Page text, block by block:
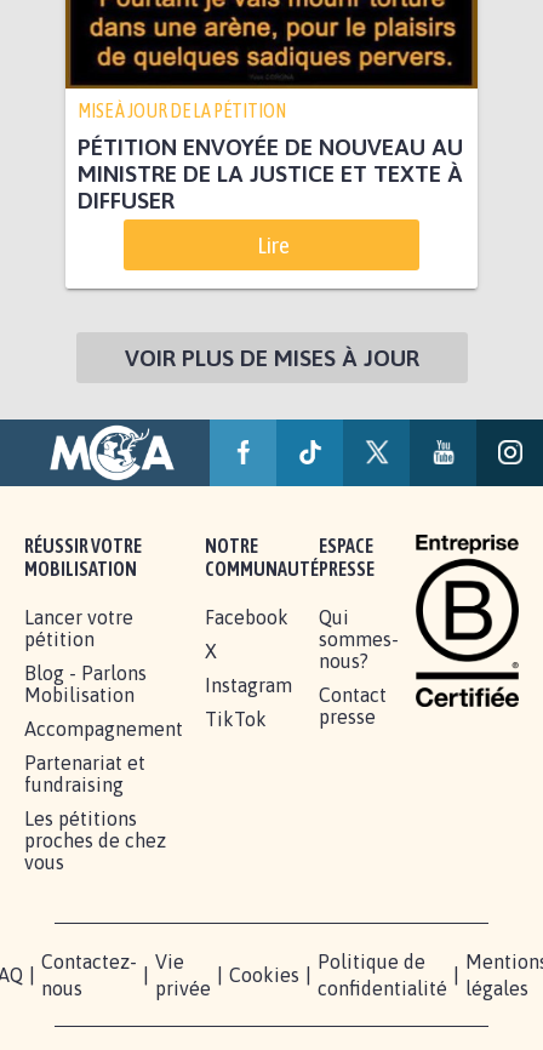
MISE À JOUR DE LA PÉTITION
PÉTITION ENVOYÉE DE NOUVEAU AU
MINISTRE DE LA JUSTICE ET TEXTE À
DIFFUSER
Lire
VOIR PLUS DE MISES À JOUR
RÉUSSIR VOTRE
MOBILISATION
Lancer votre
pétition
Blog - Parlons
Mobilisation
Accompagnement
Partenariat et
fundraising
Les pétitions
proches de chez
vous
NOTRE
COMMUNAUTÉ
Facebook
X
Instagram
TikTok
ESPACE
PRESSE
Qui
sommes-
nous?
Contact
presse
Contactez-
nous
Vie
privée
Cookies
Politique de
confidentialité
légales